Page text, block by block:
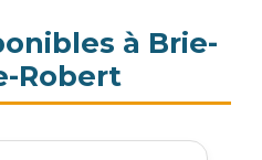
à Brie-
Robert